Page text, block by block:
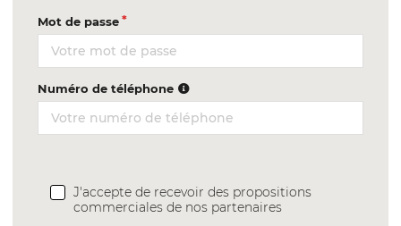
Mot de passe
Numéro de téléphone
J'accepte de recevoir des propositions
commerciales de nos partenaires